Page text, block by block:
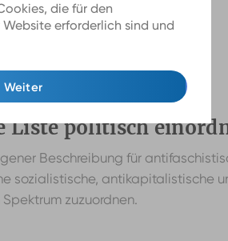
die für den
erforderlich sind und
Weiter
Liste politisch
Beschreibung für
sozialistische, antikapitalistische
zuzuordnen.